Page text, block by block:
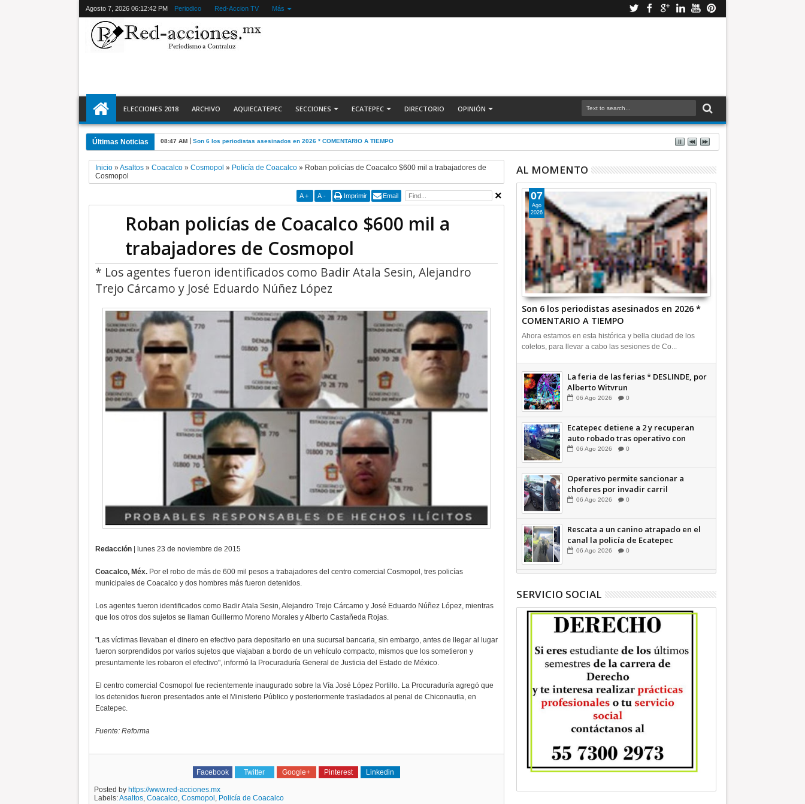
Agosto 7, 2026 06:12:43 PM Periodico Red-Accion TV Más
ELECCIONES 2018 ARCHIVO AQUIECATEPEC SECCIONES ECATEPEC DIRECTORIO OPINIÓN
Últimas Noticias 11:43 PM La feria de las ferias * DESLINDE, por Alberto Witvrun
Inicio»Asaltos» Coacalco» Cosmopol » Policía de Coacalco» Roban policías de Coacalco $600 mil a trabajadores de
Cosmopol
A + A - Imprimir Email
Roban policías de Coacalco $600 mil a
trabajadores de Cosmopol
* Los agentes fueron identificados como Badir Atala Sesin, Alejandro
Trejo Cárcamo y José Eduardo Núñez López
Redacción | lunes 23 de noviembre de 2015
Coacalco, Méx.Por el robo de más de 600 mil pesos a trabajadores del centro comercial Cosmopol, tres policías
municipales de Coacalco y dos hombres más fueron detenidos.
Los agentes fueron identificados como Badir Atala Sesin, Alejandro Trejo Cárcamo y José Eduardo Núñez López, mientras
que los otros dos sujetos se llaman Guillermo Moreno Morales y Alberto Castañeda Rojas.
"Las víctimas llevaban el dinero en efectivo para depositarlo en una sucursal bancaria, sin embargo, antes de llegar al lugar
fueron sorprendidos por varios sujetos que viajaban a bordo de un vehículo compacto, mismos que los sometieron y
presuntamente les robaron el efectivo", informó la Procuraduría General de Justicia del Estado de México.
El centro comercial Cosmopol fue recientemente inaugurado sobre la Vía José López Portillo. La Procuraduría agregó que
los detenidos fueron presentados ante el Ministerio Público y posteriormente trasladados al penal de Chiconautla, en
Ecatepec.
Fuente: Reforma
Facebook Twitter Google+ Pinterest Linkedin
Posted by https://www.red-acciones.mx
Labels:Asaltos, Coacalco, Cosmopol , Policía de Coacalco
AL MOMENTO
Son 6 los periodistas asesinados en 2026 *
COMENTARIO A TIEMPO
07
Ago
2026
Ahora estamos en esta histórica y bella ciudad de los
coletos, para llevar a cabo las sesiones de Co...
La feria de las ferias * DESLINDE, por
Alberto Witvrun
06 Ago 2026 0
Ecatepec detiene a 2 y recuperan
auto robado tras operativo con
Tecámac +Video | INFORMATIVA
06 Ago 2026 0
Operativo permite sancionar a
choferes por invadir carril
confinado: Ecatepec +Video |
06 Ago 2026 0
Rescata a un canino atrapado en el
canal la policía de Ecatepec
INFORMATIVA
06 Ago 2026 0
SERVICIO SOCIAL